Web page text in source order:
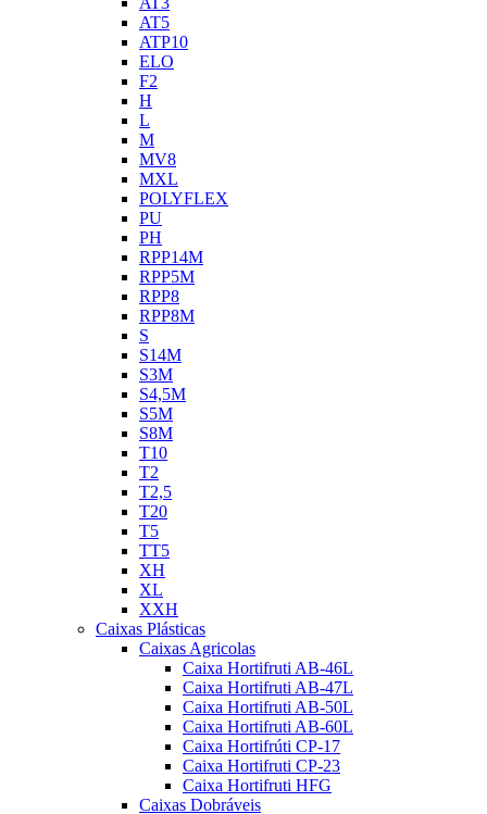
AT5
ATP10
ELO
F2
H
L
M
MV8
MXL
POLYFLEX
PU
PH
RPP14M
RPP5M
RPP8
RPP8M
S
S14M
S3M
S4,5M
S5M
S8M
T10
T2
T2,5
T20
T5
TT5
XH
XL
XXH
Caixas Plásticas
Caixas Agricolas
Caixa Hortifruti AB-46L
Caixa Hortifruti AB-47L
Caixa Hortifruti AB-50L
Caixa Hortifruti AB-60L
Caixa Hortifrúti CP-17
Caixa Hortifruti CP-23
Caixa Hortifruti HFG
Caixas Dobráveis